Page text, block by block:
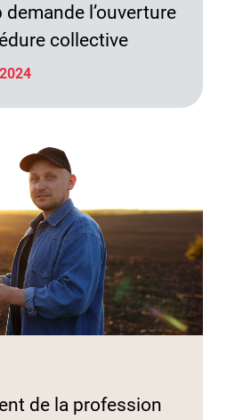
l’ouverture
collective
de la profession